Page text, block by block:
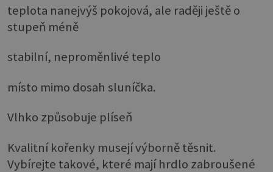
teplota nanejvýš pokojová, ale raději ještě o
stupeň méně
stabilní, neproměnlivé teplo
místo mimo dosah sluníčka.
Vlhko způsobuje plíseň
Kvalitní kořenky musejí výborně těsnit.
Vybírejte takové, které mají hrdlo zabroušené